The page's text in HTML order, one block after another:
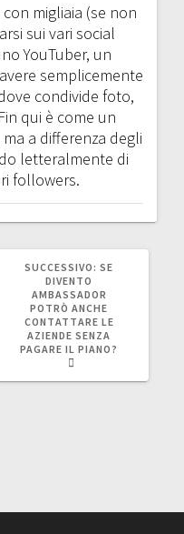
migliaia (se non
sui vari social
YouTuber, un
semplicemente
condivide foto,
qui è come un
a differenza degli
letteralmente di
followers.
SUCCESSIVO: ARTICOLO
SE
DIVENTO
AMBASSADOR
POTRÒ ANCHE
CONTATTARE LE
AZIENDE SENZA
PAGARE IL PIANO?